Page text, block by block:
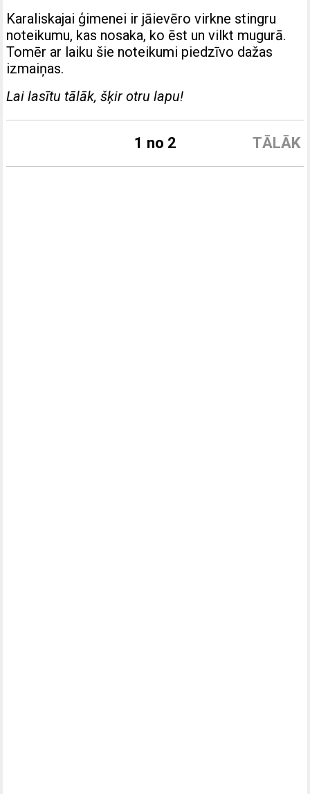
Karaliskajai ģimenei ir jāievēro virkne stingru
noteikumu, kas nosaka, ko ēst un vilkt mugurā.
Tomēr ar laiku šie noteikumi piedzīvo dažas
izmaiņas.
Lai lasītu tālāk, šķir otru lapu!
TĀLĀK
1 no 2